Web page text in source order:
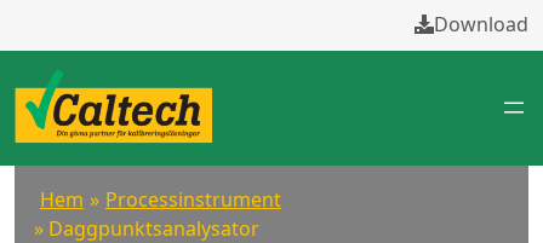
Download
Hem » Processinstrument
» Daggpunktsanalysator